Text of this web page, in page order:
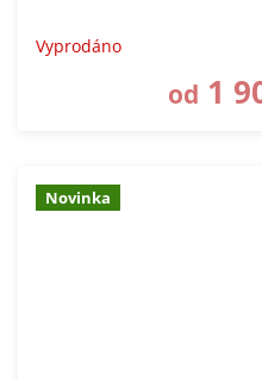
Vyprodáno
od 1
Novinka